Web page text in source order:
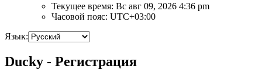
Текущее время: Вс авг 09, 2026 4:36 pm
Часовой пояс: UTC+03:00
Язык:
Ducky - Регистрация